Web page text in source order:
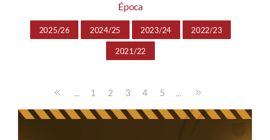
Época
2025/26 2024/25 2023/24 2022/23
2021/22
... 1 2 3 4 5 ...